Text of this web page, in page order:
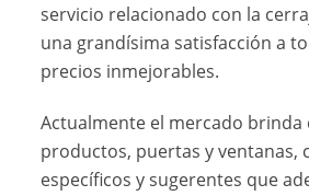
servicio relacionado con la
una grandísima satisfacción a
precios inmejorables.
Actualmente el mercado brinda
productos, puertas y ventanas,
específicos y sugerentes que